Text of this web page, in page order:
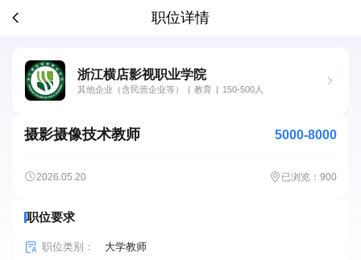
职位详情
浙江横店影视职业学院
其他企业（含民营企业等） | 教育 | 150-500人
摄影摄像技术教师 5000-8000
2026.05.20 已浏览：900
职位要求
职位类别：
大学教师